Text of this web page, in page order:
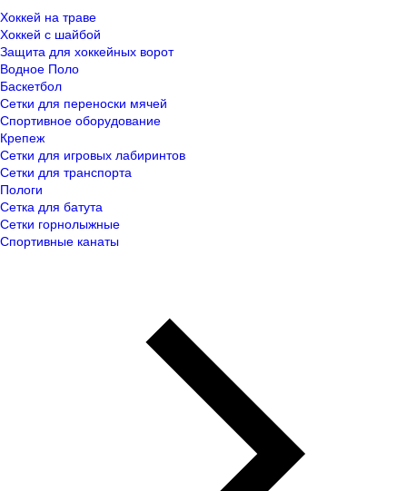
Хоккей на траве
Хоккей с шайбой
Защита для хоккейных ворот
Водное Поло
Баскетбол
Сетки для переноски мячей
Спортивное оборудование
Крепеж
Сетки для игровых лабиринтов
Сетки для транспорта
Пологи
Сетка для батута
Сетки горнолыжные
Спортивные канаты